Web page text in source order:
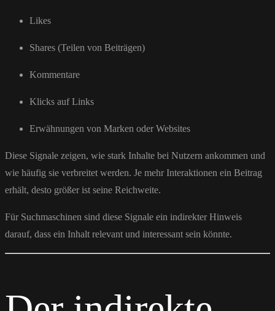
Likes
Shares (Teilen von Beiträgen)
Kommentare
Klicks auf Links
Erwähnungen von Marken oder Websites
Diese Signale zeigen, wie stark Inhalte bei Nutzern ankommen und
wie häufig sie verbreitet werden. Je mehr Interaktionen ein Beitrag
erhält, desto größer ist seine Reichweite.
Für Suchmaschinen sind diese Signale ein indirekter Hinweis
darauf, dass ein Inhalt relevant und interessant sein könnte.